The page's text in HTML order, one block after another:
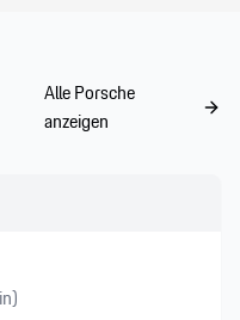
AllePorsche
anzeigen